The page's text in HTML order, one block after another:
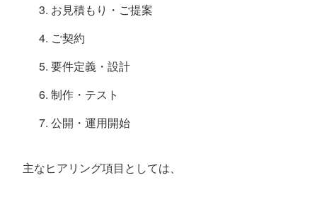
お見積もり・ご提案
ご契約
要件定義・設計
制作・テスト
公開・運用開始
主なヒアリング項目としては、